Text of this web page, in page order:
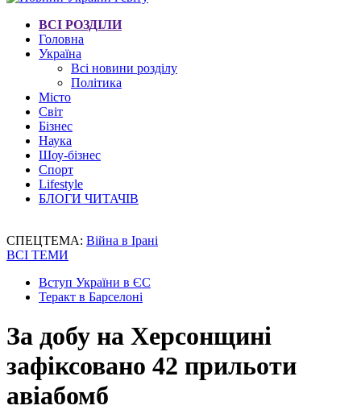
ВСІ РОЗДІЛИ
Головна
Україна
Всі новини розділу
Політика
Місто
Світ
Бізнес
Наука
Шоу-бізнес
Спорт
Lifestyle
БЛОГИ ЧИТАЧІВ
СПЕЦТЕМА: Війна в Ірані
ВСІ ТЕМИ
Вступ України в ЄС
Теракт в Барселоні
За добу на Херсонщині
зафіксовано 42 прильоти
авіабомб